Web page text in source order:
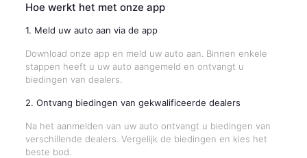
Hoe werkt het met onze app
1. Meld uw auto aan via de app
Download onze app en meld uw auto aan. Binnen enkele
stappen heeft u uw auto aangemeld en ontvangt u
biedingen van dealers.
2. Ontvang biedingen van gekwalificeerde dealers
Na het aanmelden van uw auto ontvangt u biedingen van
verschillende dealers. Vergelijk de biedingen en kies het
beste bod.